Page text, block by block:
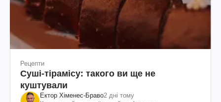
Рецепти
Суші-тірамісу: такого ви ще не
куштували
Ектор Хіменес-Браво2 дні тому